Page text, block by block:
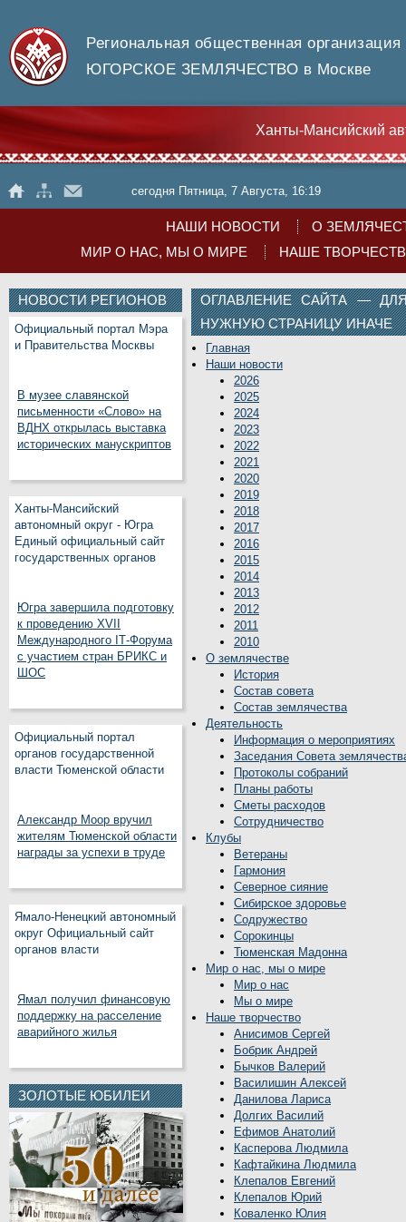
Региональная общественная организация
ЮГОРСКОЕ ЗЕМЛЯЧЕСТВО в Москве
Ханты-Мансийский
сегодня Пятница, 7 Августа, 16:19
НАШИ НОВОСТИ
О
МИР О НАС, МЫ О МИРЕ
НАШЕ
НОВОСТИ РЕГИОНОВ
Официальный портал Мэра
и Правительства Москвы
В музее славянской
письменности «Слово» на
ВДНХ открылась выставка
исторических манускриптов
Ханты-Мансийский
автономный округ - Югра
Единый официальный сайт
государственных органов
Югра завершила подготовку
к проведению XVII
Международного IT‑Форума
с участием стран БРИКС и
ШОС
Официальный портал
органов государственной
власти Тюменской области
Александр Моор вручил
жителям Тюменской области
награды за успехи в труде
Ямало-Ненецкий автономный
округ Официальный сайт
органов власти
Ямал получил финансовую
поддержку на расселение
аварийного жилья
ЗОЛОТЫЕ ЮБИЛЕИ
ОГЛАВЛЕНИЕ САЙТА —
НУЖНУЮ СТРАНИЦУ ИНАЧЕ
Главная
Наши новости
2026
2025
2024
2023
2022
2021
2020
2019
2018
2017
2016
2015
2014
2013
2012
2011
2010
О землячестве
История
Состав совета
Состав землячества
Деятельность
Информация о мероприятиях
Заседания Совета
Протоколы собраний
Планы работы
Сметы расходов
Сотрудничество
Клубы
Ветераны
Гармония
Северное сияние
Сибирское здоровье
Содружество
Сорокинцы
Тюменская Мадонна
Мир о нас, мы о мире
Мир о нас
Мы о мире
Наше творчество
Анисимов Сергей
Бобрик Андрей
Бычков Валерий
Василишин Алексей
Данилова Лариса
Долгих Василий
Ефимов Анатолий
Касперова Людмила
Кафтайкина Людмила
Клепалов Евгений
Клепалов Юрий
Коваленко Юлия